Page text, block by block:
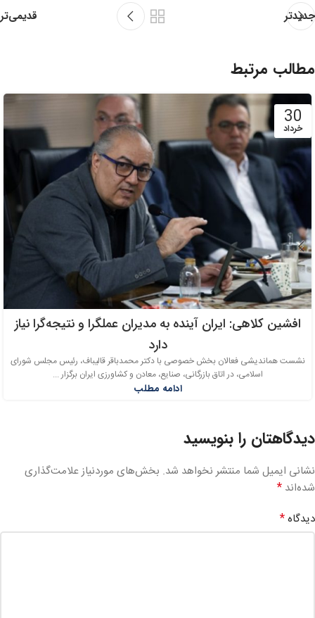
جدیدتر قدیمی‌تر
مطالب مرتبط
30
خرداد
افشین کلاهی: ایران آینده به مدیران عملگرا و نتیجه‌گرا نیاز
دارد
نشست هماندیشی فعالان بخش خصوصی با دکتر محمدباقر قالیباف، رئیس مجلس شورای
اسلامی، در اتاق بازرگانی، صنایع، معادن و کشاورزی ایران برگزار ...
ادامه مطلب
دیدگاهتان را بنویسید
نشانی ایمیل شما منتشر نخواهد شد. بخش‌های موردنیاز علامت‌گذاری
شده‌اند *
دیدگاه*